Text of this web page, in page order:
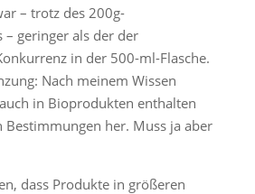
– trotz des 200g-
– geringer als der der
in der 500-ml-Flasche.
Nach meinem Wissen
in Bioprodukten enthalten
Bestimmungen her. Muss ja aber
dass Produkte in größeren